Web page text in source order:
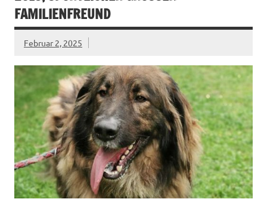
AMILIENFREUND
Februar 2, 2025